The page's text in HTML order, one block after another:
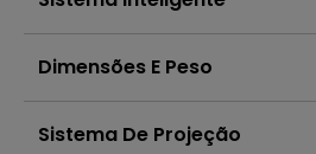
Dimensões E Peso
Sistema De Projeção